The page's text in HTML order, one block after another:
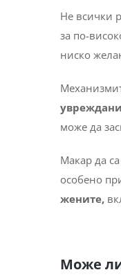
Не всички
за по-
ниско
може да
Макар да
особено
жените,
Може